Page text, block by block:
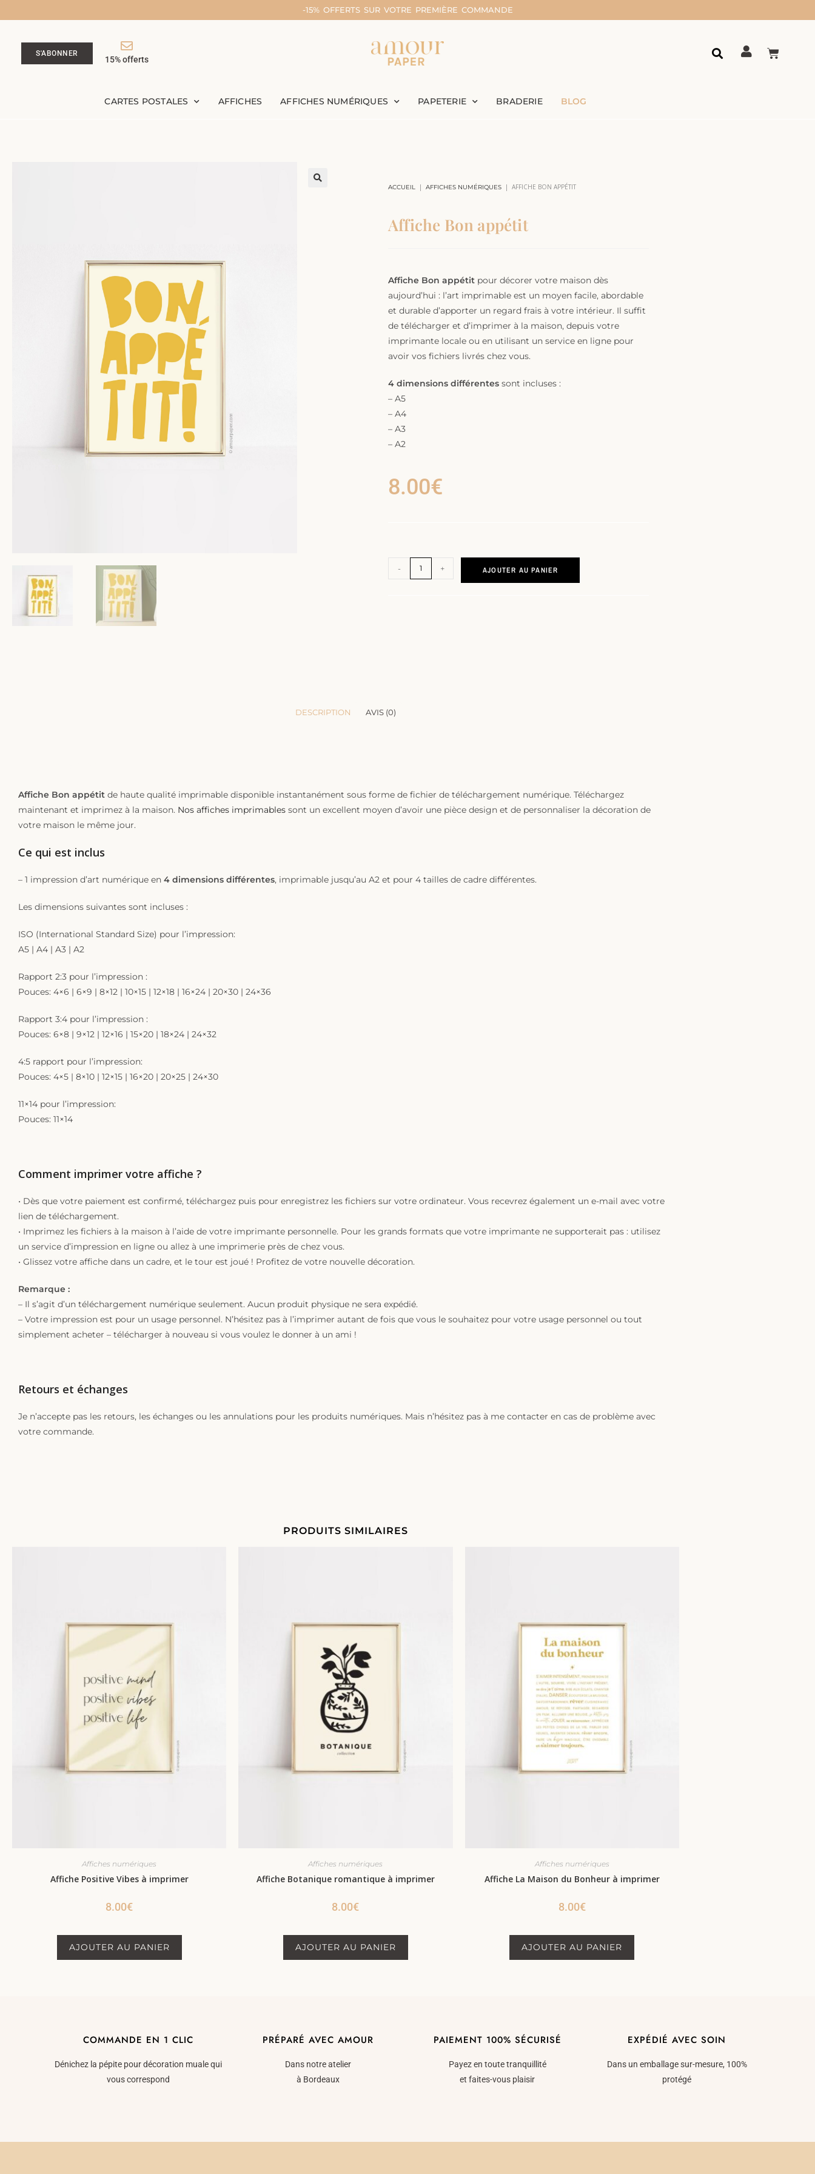
-15% OFFERTS SUR VOTRE PREMIÈRE COMMANDE
S'ABONNER
15% offerts
CARTES POSTALES AFFICHES AFFICHES NUMÉRIQUES PAPETERIE BRADERIE BLOG
ACCUEIL | AFFICHES NUMÉRIQUES | AFFICHE BON APPÉTIT
Affiche Bon appétit
Affiche Bon appétit pour décorer votre maison dès
aujourd’hui : l’art imprimable est un moyen facile, abordable
et durable d’apporter un regard frais à votre intérieur. Il suffit
de télécharger et d’imprimer à la maison, depuis votre
imprimante locale ou en utilisant un service en ligne pour
avoir vos fichiers livrés chez vous.
4 dimensions différentes sont incluses :
– A5
– A4
– A3
– A2
8.00€
- + AJOUTER AU PANIER
DESCRIPTION AVIS (0)
Affiche Bon appétit de haute qualité imprimable disponible instantanément sous forme de fichier de téléchargement numérique. Téléchargez
maintenant et imprimez à la maison. Nos affiches imprimables sont un excellent moyen d’avoir une pièce design et de personnaliser la décoration de
votre maison le même jour.
Ce qui est inclus
– 1 impression d’art numérique en 4 dimensions différentes, imprimable jusqu’au A2 et pour 4 tailles de cadre différentes.
Les dimensions suivantes sont incluses :
ISO (International Standard Size) pour l’impression:
A5 | A4 | A3 | A2
Rapport 2:3 pour l’impression :
Pouces: 4×6 | 6×9 | 8×12 | 10×15 | 12×18 | 16×24 | 20×30 | 24×36
Rapport 3:4 pour l’impression :
Pouces: 6×8 | 9×12 | 12×16 | 15×20 | 18×24 | 24×32
4:5 rapport pour l’impression:
Pouces: 4×5 | 8×10 | 12×15 | 16×20 | 20×25 | 24×30
11×14 pour l’impression:
Pouces: 11×14
Comment imprimer votre affiche ?
• Dès que votre paiement est confirmé, téléchargez puis pour enregistrez les fichiers sur votre ordinateur. Vous recevrez également un e-mail avec votre
lien de téléchargement.
• Imprimez les fichiers à la maison à l’aide de votre imprimante personnelle. Pour les grands formats que votre imprimante ne supporterait pas : utilisez
un service d’impression en ligne ou allez à une imprimerie près de chez vous.
• Glissez votre affiche dans un cadre, et le tour est joué ! Profitez de votre nouvelle décoration.
Remarque :
– Il s’agit d’un téléchargement numérique seulement. Aucun produit physique ne sera expédié.
– Votre impression est pour un usage personnel. N’hésitez pas à l’imprimer autant de fois que vous le souhaitez pour votre usage personnel ou tout
simplement acheter – télécharger à nouveau si vous voulez le donner à un ami !
Retours et échanges
Je n’accepte pas les retours, les échanges ou les annulations pour les produits numériques. Mais n’hésitez pas à me contacter en cas de problème avec
votre commande.
PRODUITS SIMILAIRES
Affiches numériques
Affiche Positive Vibes à imprimer
8.00€
AJOUTER AU PANIER
Affiches numériques
Affiche Botanique romantique à imprimer
8.00€
AJOUTER AU PANIER
Affiches numériques
Affiche La Maison du Bonheur à imprimer
8.00€
AJOUTER AU PANIER
COMMANDE EN 1 CLIC
Dénichez la pépite pour décoration muale qui
vous correspond
PRÉPARÉ AVEC AMOUR
Dans notre atelier
à Bordeaux
PAIEMENT 100% SÉCURISÉ
Payez en toute tranquillité
et faites-vous plaisir
EXPÉDIÉ AVEC SOIN
Dans un emballage sur-mesure, 100%
protégé